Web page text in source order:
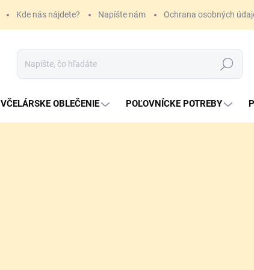
Kde nás nájdete? Napíšte nám Ochrana osobných
Hľadať
VČELÁRSKE OBLEČENIE POĽOVNÍCKE POTREBY